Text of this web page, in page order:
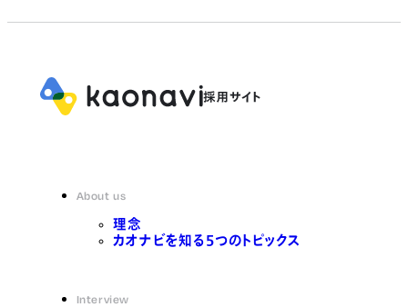
About us
理念
カオナビを知る5つのトピックス
Interview